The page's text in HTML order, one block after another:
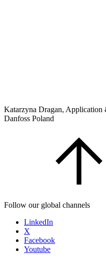
Katarzyna Dragan,
Danfoss Poland
Follow our global channels
LinkedIn
X
Facebook
Youtube